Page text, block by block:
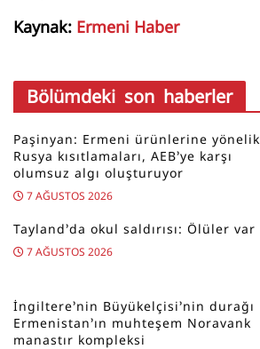
Kaynak: Ermeni Haber
Bölümdeki son haberler
Paşinyan: Ermeni ürünlerine yönelik
Rusya kısıtlamaları, AEB’ye karşı
olumsuz algı oluşturuyor
7 AĞUSTOS 2026
Tayland’da okul saldırısı: Ölüler var
7 AĞUSTOS 2026
İngiltere’nin Büyükelçisi’nin durağı
Ermenistan’ın muhteşem Noravank
manastır kompleksi